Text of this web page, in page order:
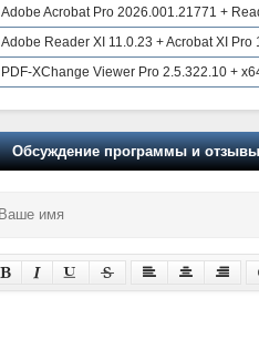
Adobe Acrobat Pro 2026.001.21771 +
Adobe Reader XI 11.0.23 + Acrobat XI
PDF-XChange Viewer Pro 2.5.322.10 +
Обсуждение программы и отзывы